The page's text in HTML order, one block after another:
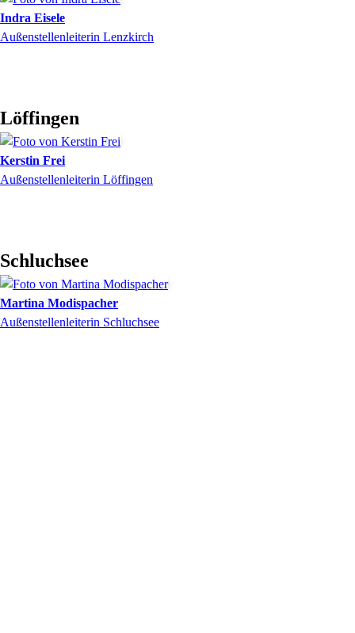
Indra Eisele
Außenstellenleiterin Lenzkirch
Löffingen
Kerstin Frei
Außenstellenleiterin Löffingen
Schluchsee
Martina Modispacher
Außenstellenleiterin Schluchsee